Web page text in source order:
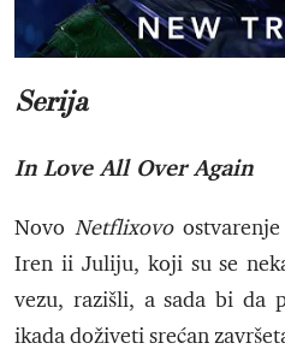
Serija
In Love All Over Again
Novo Netflixovo
Iren ii Juliju, koji su se
vezu, razišli, a sada bi da
ikada doživeti srećan